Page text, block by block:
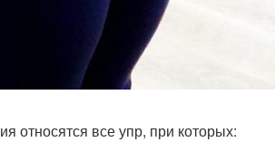
относятся все упр, при которых: